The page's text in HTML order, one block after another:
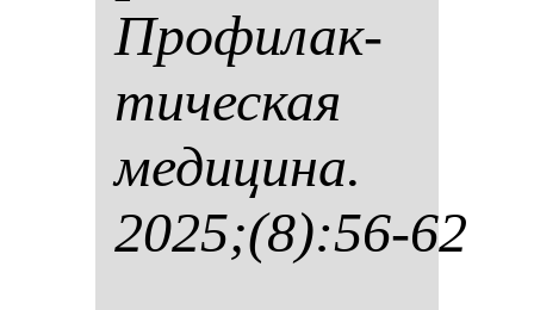
Про­фи­лак­
ти­чес­кая
ме­ди­ци­на.
2025;(8):56-62